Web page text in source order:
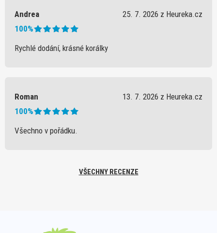
Andrea
25. 7. 2026 z Heureka.cz
100%
Rychlé dodání, krásné korálky
Roman
13. 7. 2026 z Heureka.cz
100%
Všechno v pořádku.
VŠECHNY RECENZE